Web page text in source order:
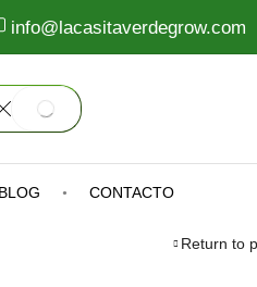
info@lacasitaverdegrow.com
SEARCH
BLOG CONTACTO
Return to